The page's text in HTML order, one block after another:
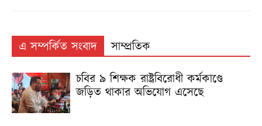
এ সম্পর্কিত সংবাদ
সাম্প্রতিক
চবির ৯ শিক্ষক রাষ্ট্রবিরোধী কর্মকাণ্ডে
জড়িত থাকার অভিযোগ এসেছে